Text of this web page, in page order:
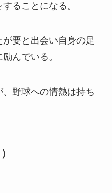
ることになる。
要と出会い自身の足
んでいる。
野球への情熱は持ち